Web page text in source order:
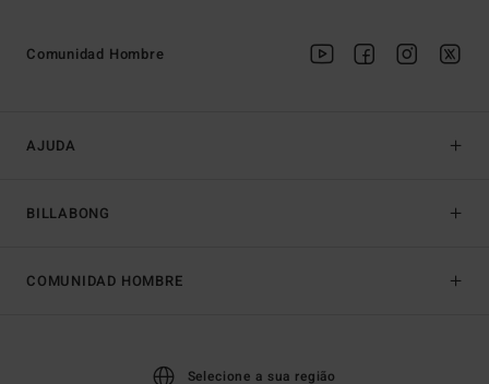
AJUDA
BILLABONG
Comunidad Hombre
COMUNIDAD HOMBRE
Selecione a sua região